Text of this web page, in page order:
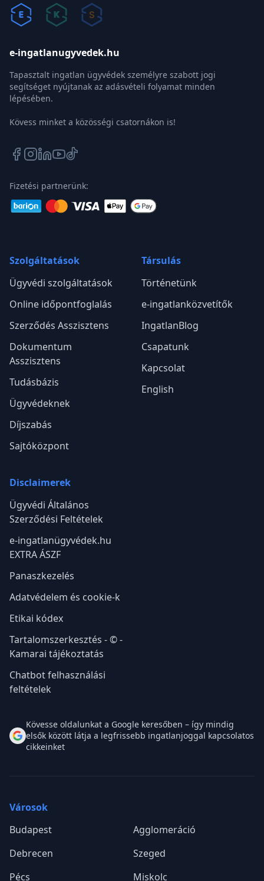
e-ingatlanugyvedek.hu
Tapasztalt ingatlan ügyvédek személyre szabott jogi
segítséget nyújtanak az adásvételi folyamat minden
lépésében.
Kövess minket a közösségi csatornákon is!
Fizetési partnerünk:
Szolgáltatások
Ügyvédi szolgáltatások
Online időpontfoglalás
Szerződés Asszisztens
Dokumentum
Asszisztens
Tudásbázis
Ügyvédeknek
Díjszabás
Sajtóközpont
Társulás
Történetünk
e-ingatlanközvetítők
IngatlanBlog
Csapatunk
Kapcsolat
English
Disclaimerek
Ügyvédi Általános
Szerződési Feltételek
e-ingatlanügyvédek.hu
EXTRA ÁSZF
Panaszkezelés
Adatvédelem és cookie-k
Etikai kódex
Tartalomszerkesztés - © -
Kamarai tájékoztatás
Chatbot felhasználási
feltételek
Kövesse oldalunkat a Google keresőben – így mindig
elsők között látja a legfrissebb ingatlanjoggal kapcsolatos
cikkeinket
Városok
Budapest
Agglomeráció
Debrecen
Szeged
Pécs
Miskolc